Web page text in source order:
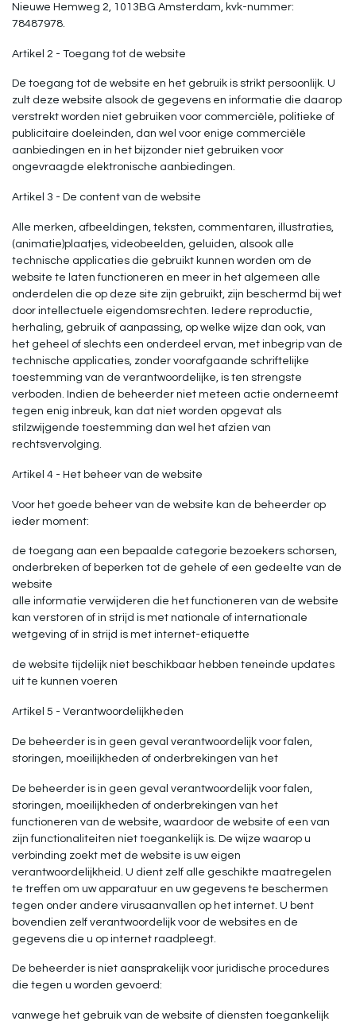
Nieuwe Hemweg 2, 1013BG Amsterdam, kvk-nummer:
78487978.
Artikel 2 - Toegang tot de website
De toegang tot de website en het gebruik is strikt persoonlijk. U
zult deze website alsook de gegevens en informatie die daarop
verstrekt worden niet gebruiken voor commerciële, politieke of
publicitaire doeleinden, dan wel voor enige commerciële
aanbiedingen en in het bijzonder niet gebruiken voor
ongevraagde elektronische aanbiedingen.
Artikel 3 - De content van de website
Alle merken, afbeeldingen, teksten, commentaren, illustraties,
(animatie)plaatjes, videobeelden, geluiden, alsook alle
technische applicaties die gebruikt kunnen worden om de
website te laten functioneren en meer in het algemeen alle
onderdelen die op deze site zijn gebruikt, zijn beschermd bij wet
door intellectuele eigendomsrechten. Iedere reproductie,
herhaling, gebruik of aanpassing, op welke wijze dan ook, van
het geheel of slechts een onderdeel ervan, met inbegrip van de
technische applicaties, zonder voorafgaande schriftelijke
toestemming van de verantwoordelijke, is ten strengste
verboden. Indien de beheerder niet meteen actie onderneemt
tegen enig inbreuk, kan dat niet worden opgevat als
stilzwijgende toestemming dan wel het afzien van
rechtsvervolging.
Artikel 4 - Het beheer van de website
Voor het goede beheer van de website kan de beheerder op
ieder moment:
de toegang aan een bepaalde categorie bezoekers schorsen,
onderbreken of beperken tot de gehele of een gedeelte van de
website
alle informatie verwijderen die het functioneren van de website
kan verstoren of in strijd is met nationale of internationale
wetgeving of in strijd is met internet-etiquette
de website tijdelijk niet beschikbaar hebben teneinde updates
uit te kunnen voeren
Artikel 5 - Verantwoordelijkheden
De beheerder is in geen geval verantwoordelijk voor falen,
storingen, moeilijkheden of onderbrekingen van het
De beheerder is in geen geval verantwoordelijk voor falen,
storingen, moeilijkheden of onderbrekingen van het
functioneren van de website, waardoor de website of een van
zijn functionaliteiten niet toegankelijk is. De wijze waarop u
verbinding zoekt met de website is uw eigen
verantwoordelijkheid. U dient zelf alle geschikte maatregelen
te treffen om uw apparatuur en uw gegevens te beschermen
tegen onder andere virusaanvallen op het internet. U bent
bovendien zelf verantwoordelijk voor de websites en de
gegevens die u op internet raadpleegt.
De beheerder is niet aansprakelijk voor juridische procedures
die tegen u worden gevoerd:
vanwege het gebruik van de website of diensten toegankelijk